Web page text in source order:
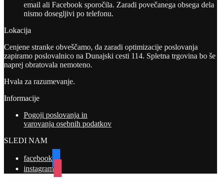
email ali Facebook sporočila. Zaradi povečanega obsega dela
nismo dosegljivi po telefonu.
Lokacija
Cenjene stranke obveščamo, da zaradi optimizacije poslovanja
zapiramo poslovalnico na Dunajski cesti 114. Spletna trgovina bo še
naprej obratovala nemoteno.
Hvala za razumevanje.
Informacije
Pogoji poslovanja in
varovanja osebnih podatkov
SLEDI NAM
facebook
instagram